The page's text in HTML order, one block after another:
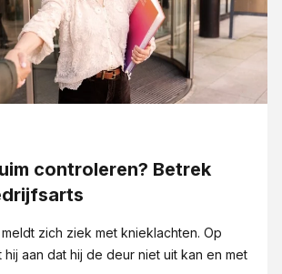
controleren? Betrek
zich ziek met knieklachten. Op
aan dat hij de deur niet uit kan en met